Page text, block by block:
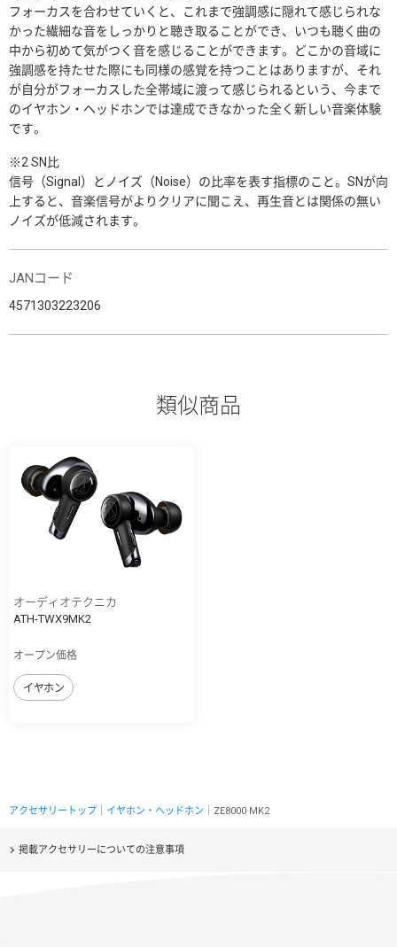
フォーカスを合わせていくと、これまで強調感に隠れて感じられな
かった繊細な音をしっかりと聴き取ることができ、いつも聴く曲の
中から初めて気がつく音を感じることができます。どこかの音域に
強調感を持たせた際にも同様の感覚を持つことはありますが、それ
が自分がフォーカスした全帯域に渡って感じられるという、今まで
のイヤホン・ヘッドホンでは達成できなかった全く新しい音楽体験
です。
※2 SN比
信号（Signal）とノイズ（Noise）の比率を表す指標のこと。SNが向
上すると、音楽信号がよりクリアに聞こえ、再生音とは関係の無い
ノイズが低減されます。
JANコード
4571303223206
類似商品
オーディオテクニカ
ATH-TWX9MK2
オープン価格
イヤホン
アクセサリートップ イヤホン・ヘッドホン ｜ZE8000 MK2
掲載アクセサリーについての注意事項